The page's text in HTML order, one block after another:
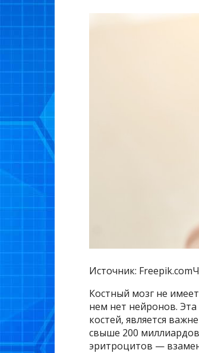
Источник:
Костный мозг не
нем нет нейронов. Эта
костей, является
свыше 200
эритроцитов —